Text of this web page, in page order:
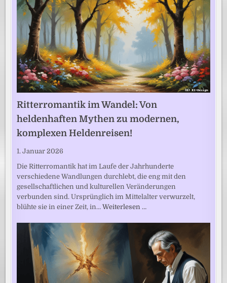
Ritterromantik im Wandel: Von
heldenhaften Mythen zu modernen,
komplexen Heldenreisen!
1. Januar 2026
Die Ritterromantik hat im Laufe der Jahrhunderte
verschiedene Wandlungen durchlebt, die eng mit den
gesellschaftlichen und kulturellen Veränderungen
verbunden sind. Ursprünglich im Mittelalter verwurzelt,
blühte sie in einer Zeit, in…Weiterlesen …